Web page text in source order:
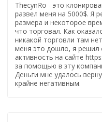
ThecynRo - это
развел меня на 5000$. Я
размера и некоторое
что торговал. Как
никакой торговли там
меня это дошло, я решил
активность на сайте
за помощью в эту
Деньги мне удалось
крайне негативным.